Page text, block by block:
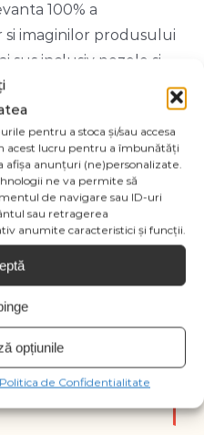
pentru a stoca și/sau accesa
acest lucru pentru a îmbunătăți
anunțuri (ne)personalizate.
ne va permite să
de navigare sau ID-uri
sau retragerea
anumite caracteristici și funcții.
opțiunile
Politica de Confidentialitate
100% a
si imaginilor produsului
sus inclusiv pozele si
pentru caracter
de catre
pot contine erori de